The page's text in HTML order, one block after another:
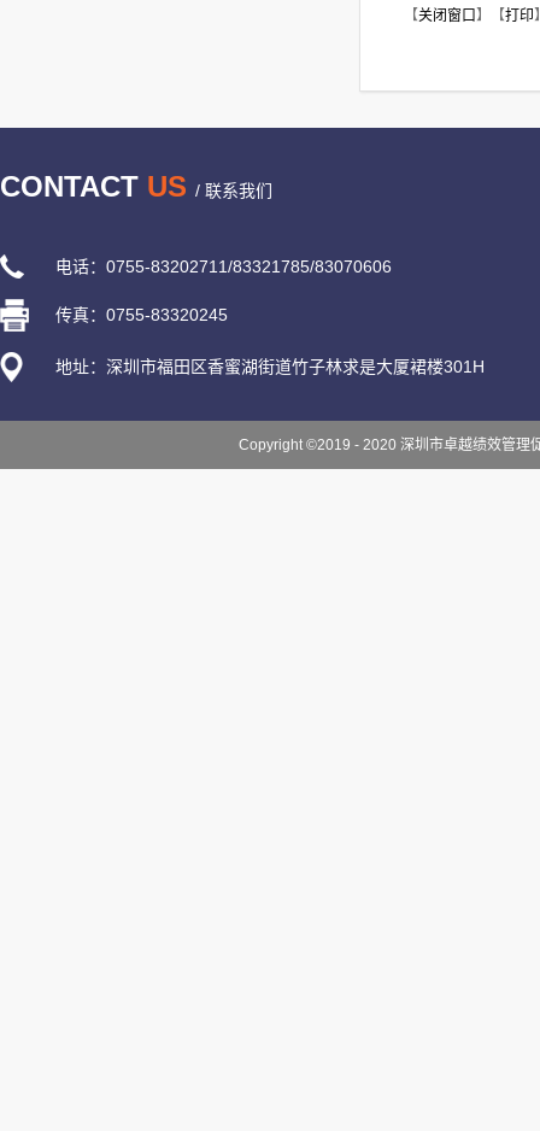
【关闭窗口 】【打印
CONTACT US / 联系我们
电话：0755-83202711/83321785/83070606
传真：0755-83320245
地址：深圳市福田区香蜜湖街道竹子林求是大厦裙楼301H
Copyright ©2019 - 2020 深圳市卓越绩效管理